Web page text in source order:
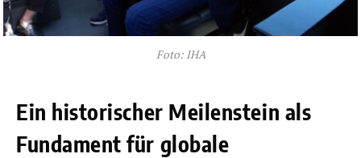
Foto: IHA
Ein historischer Meilenstein als
Fundament für globale